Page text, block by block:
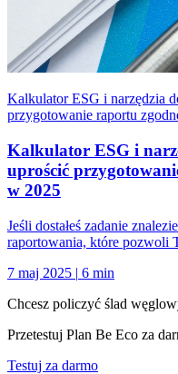
Kalkulator ESG i narzędzia
przygotowanie raportu
Kalkulator ESG i
uprościć
w 2025
Jeśli dostałeś zadanie
raportowania, które pozwoli
7 maj 2025 | 6 min
Chcesz policzyć ślad
Przetestuj Plan Be Eco za
Testuj za darmo